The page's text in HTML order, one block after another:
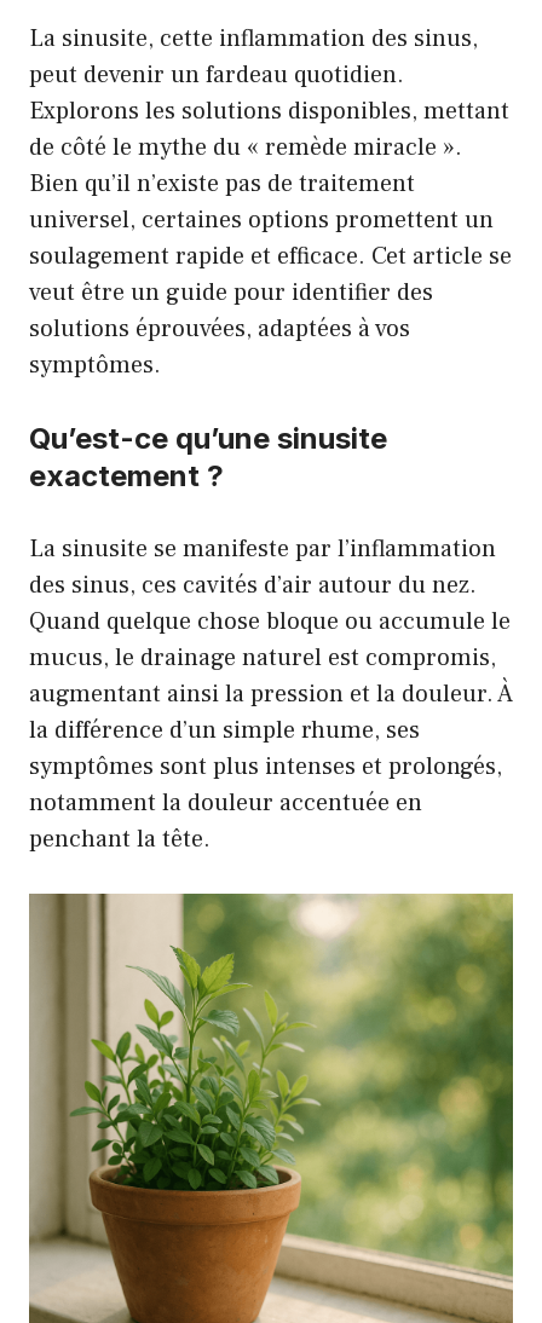
La sinusite, cette inflammation des sinus,
peut devenir un fardeau quotidien.
Explorons les solutions disponibles, mettant
de côté le mythe du « remède miracle ».
Bien qu’il n’existe pas de traitement
universel, certaines options promettent un
soulagement rapide et efficace. Cet article se
veut être un guide pour identifier des
solutions éprouvées, adaptées à vos
symptômes.
Qu’est-ce qu’une sinusite
exactement ?
La sinusite se manifeste par l’inflammation
des sinus, ces cavités d’air autour du nez.
Quand quelque chose bloque ou accumule le
mucus, le drainage naturel est compromis,
augmentant ainsi la pression et la douleur. À
la différence d’un simple rhume, ses
symptômes sont plus intenses et prolongés,
notamment la douleur accentuée en
penchant la tête.